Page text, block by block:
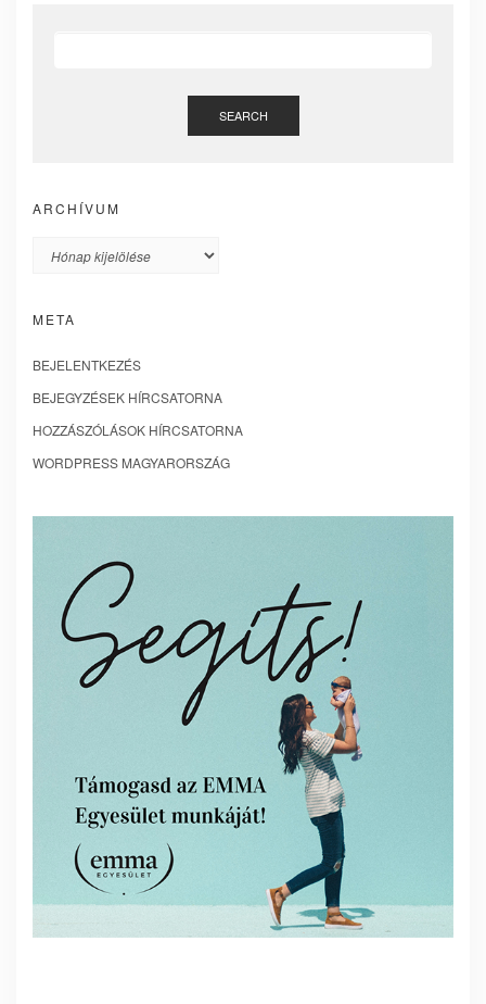
SEARCH
ARCHÍVUM
Archívum
META
BEJELENTKEZÉS
BEJEGYZÉSEK HÍRCSATORNA
HOZZÁSZÓLÁSOK HÍRCSATORNA
WORDPRESS MAGYARORSZÁG